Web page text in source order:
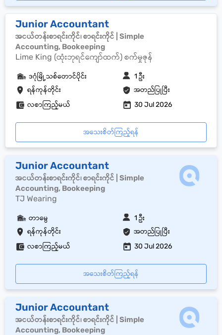
Junior Accountant
အငယ်တန်းစာရင်းကိုင်၊ စာရင်းကိုင် | Simple
Accounting, Bookeeping
Lime King (ထုံးဘုရင်ကျော်ထက်) စက်မှုဇုန်
ရန်ကုန်တိုင်း အတည်ပြုပြီး
ဒဂုံမြို့သစ်တောင်ပိုင်း 1 ဦး
လစာကြည့်မယ် 30 Jul 2026
အသေးစိတ်ကြည့်ရန်
Junior Accountant
အငယ်တန်းစာရင်းကိုင်၊ စာရင်းကိုင် | Simple
Accounting, Bookeeping
TJ Wearing
ရန်ကုန်တိုင်း အတည်ပြုပြီး
တာမွေ 1 ဦး
လစာကြည့်မယ် 30 Jul 2026
အသေးစိတ်ကြည့်ရန်
Junior Accountant
အငယ်တန်းစာရင်းကိုင်၊ စာရင်းကိုင် | Simple
Accounting, Bookeeping